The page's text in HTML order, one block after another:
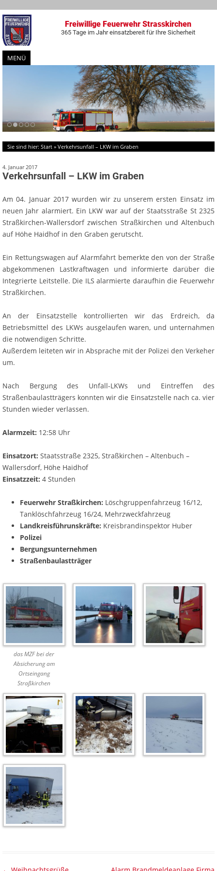
Freiwillige Feuerwehr Strasskirchen
365 Tage im Jahr einsatzbereit für Ihre Sicherheit
MENÜ
Zum
Inhalt
springen
Sie sind hier: Start » Verkehrsunfall – LKW im Graben
4. Januar 2017
Verkehrsunfall – LKW im Graben
Am 04. Januar 2017 wurden wir zu unserem ersten Einsatz im
neuen Jahr alarmiert. Ein LKW war auf der Staatsstraße St 2325
Straßkirchen-Wallersdorf zwischen Straßkirchen und Altenbuch
auf Höhe Haidhof in den Graben gerutscht.
Ein Rettungswagen auf Alarmfahrt bemerkte den von der Straße
abgekommenen Lastkraftwagen und informierte darüber die
Integrierte Leitstelle. Die ILS alarmierte daraufhin die Feuerwehr
Straßkirchen.
An der Einsatzstelle kontrollierten wir das Erdreich, da
Betriebsmittel des LKWs ausgelaufen waren, und unternahmen
die notwendigen Schritte.
Außerdem leiteten wir in Absprache mit der Polizei den Verkeher
um.
Nach Bergung des Unfall-LKWs und Eintreffen des
Straßenbaulastträgers konnten wir die Einsatzstelle nach ca. vier
Stunden wieder verlassen.
Alarmzeit: 12:58 Uhr
Einsatzort: Staatsstraße 2325, Straßkirchen – Altenbuch –
Wallersdorf, Höhe Haidhof
Einsatzzeit: 4 Stunden
Feuerwehr Straßkirchen: Löschgruppenfahrzeug 16/12,
Tanklöschfahrzeug 16/24, Mehrzweckfahrzeug
Landkreisführunskräfte: Kreisbrandinspektor Huber
Polizei
Bergungsunternehmen
Straßenbaulastträger
das MZF bei der
Absicherung am
Ortseingang
Straßkirchen